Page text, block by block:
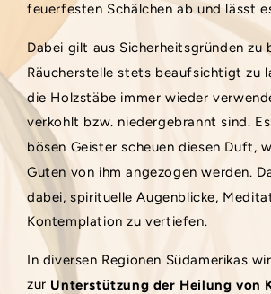
feuerfesten Schälchen ab und lässt
Dabei gilt aus Sicherheitsgründen zu
Räucherstelle stets beaufsichtigt zu
die Holzstäbe immer wieder
verkohlt bzw. niedergebrannt sind.
bösen Geister scheuen diesen Duft,
Guten von ihm angezogen werden.
dabei, spirituelle Augenblicke,
Kontemplation zu vertiefen.
In diversen Regionen Südamerikas
zur Unterstützung der Heilung von